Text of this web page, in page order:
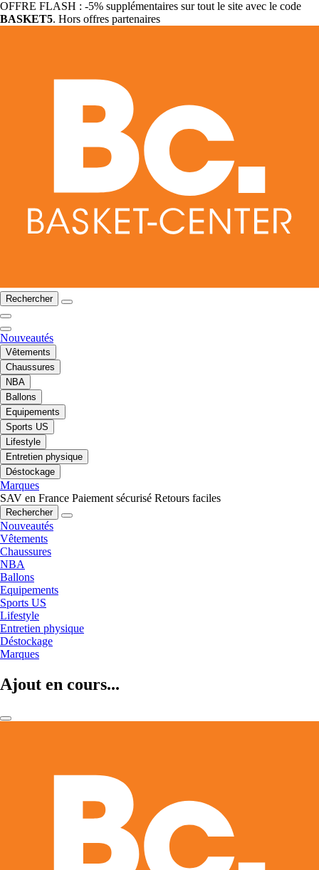
OFFRE FLASH : -5% supplémentaires sur tout le site avec le code
BASKET5. Hors offres partenaires
Rechercher
Nouveautés
Vêtements
Chaussures
NBA
Ballons
Equipements
Sports US
Lifestyle
Entretien physique
Déstockage
Marques
SAV en France Paiement sécurisé Retours faciles
Rechercher
Nouveautés
Vêtements
Chaussures
NBA
Ballons
Equipements
Sports US
Lifestyle
Entretien physique
Déstockage
Marques
Ajout en cours...